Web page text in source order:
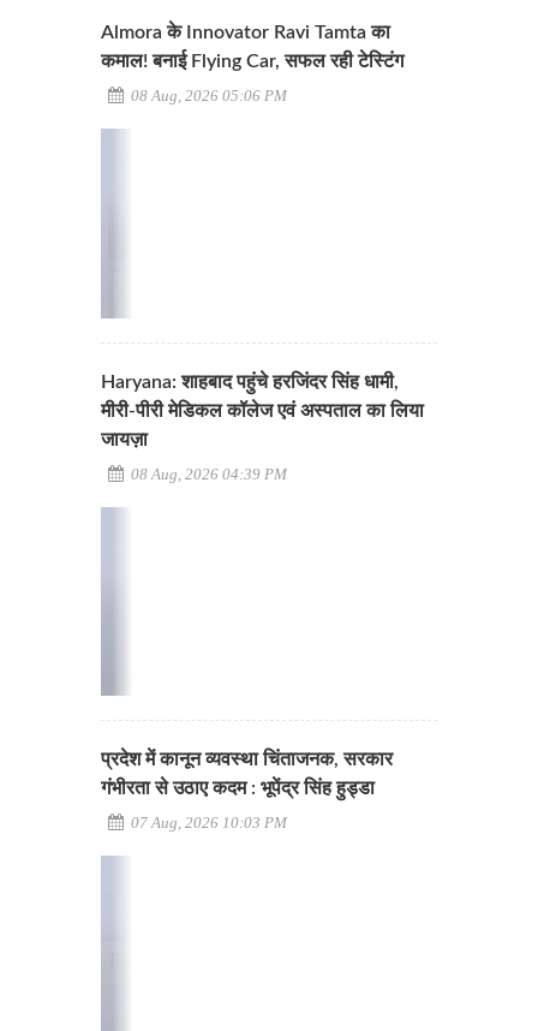
Almora के Innovator Ravi Tamta का
कमाल! बनाई Flying Car, सफल रही टेस्टिंग
08 Aug, 2026 05:06 PM
Haryana: शाहबाद पहुंचे हरजिंदर सिंह धामी,
मीरी-पीरी मेडिकल कॉलेज एवं अस्पताल का लिया
जायज़ा
08 Aug, 2026 04:39 PM
प्रदेश में कानून व्यवस्था चिंताजनक, सरकार
गंभीरता से उठाए कदम : भूपेंद्र सिंह हुड्डा
07 Aug, 2026 10:03 PM